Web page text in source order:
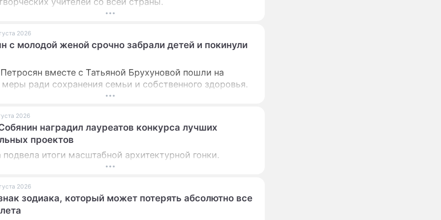
2026
с молодой женой срочно забрали детей и покинули
Петросян вместе с Татьяной Брухуновой пошли на
меры ради сохранения семьи и собственного здоровья.
2026
наградил лауреатов конкурса лучших
проектов
итоги масштабной архитектурной гонки.
2026
зодиака, который может потерять абсолютно все